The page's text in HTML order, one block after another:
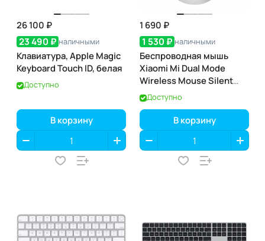
26 100 ₽
23 490 ₽ наличными
Клавиатура, Apple Magic
Keyboard Touch ID, белая
Доступно
В корзину
1 690 ₽
1 530 ₽ наличными
Беспроводная мышь
Xiaomi Mi Dual Mode
Wireless Mouse Silent
Edition Белая CN
Доступно
В корзину